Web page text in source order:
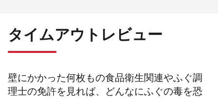
タイムアウトレビュー
壁にかかった何枚もの食品衛生関連やふぐ調
理士の免許を見れば、どんなにふぐの毒を恐